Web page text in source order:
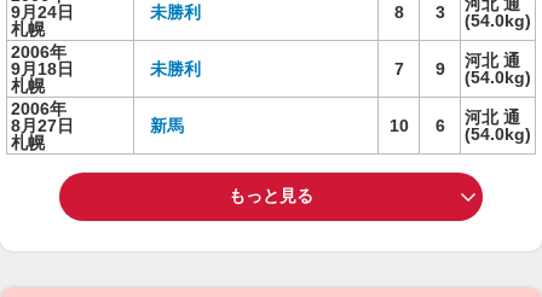
9月24日
札幌
未勝利 8 3
(54.0kg)
2006年
9月18日
札幌
未勝利 7 9
河北 通
(54.0kg)
2006年
8月27日
札幌
新馬 10 6
河北 通
(54.0kg)
もっと見る